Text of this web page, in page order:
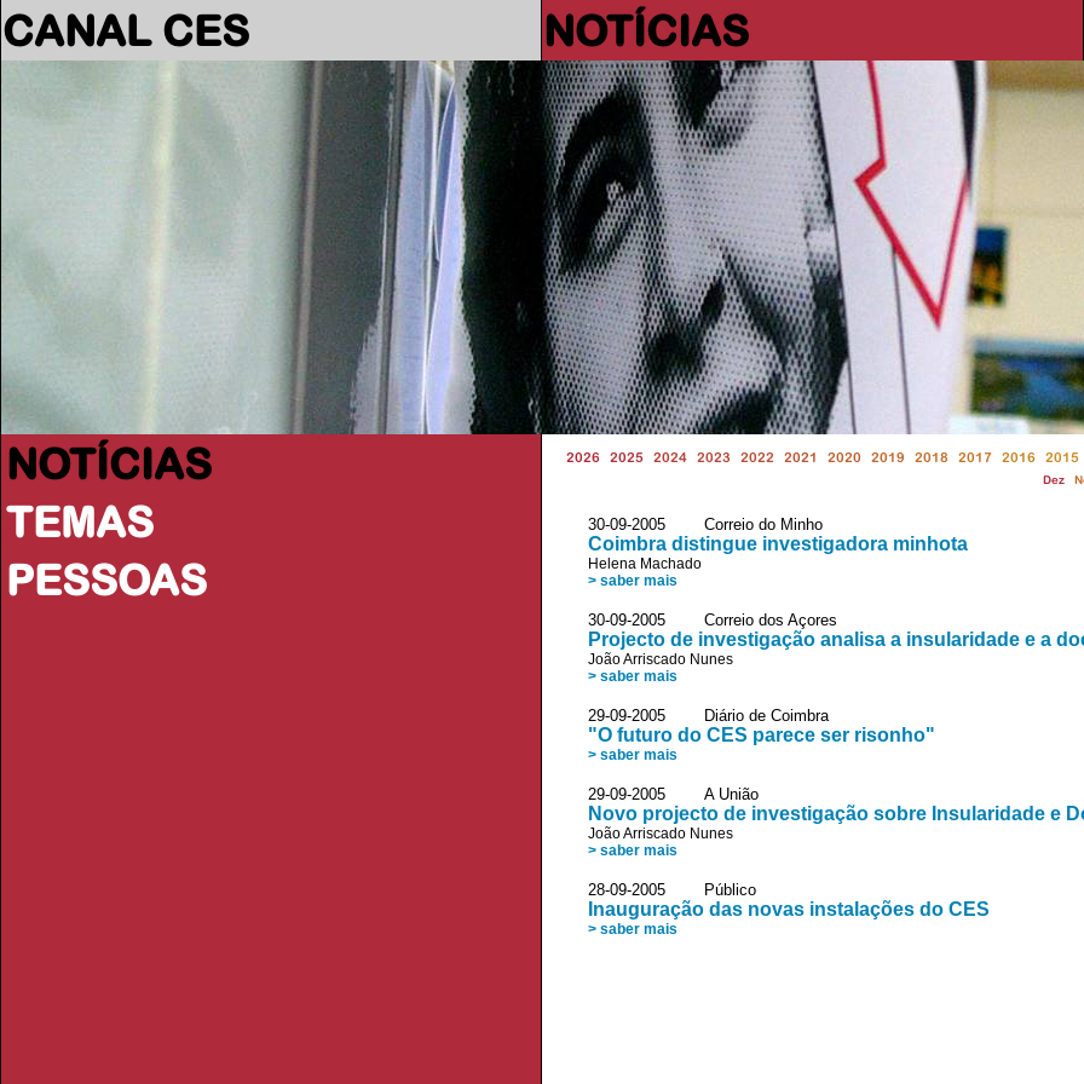
CANAL CES NOTÍCIAS
NOTÍCIAS
TEMAS
PESSOAS
2026 2025 2024 2023 2022 2021 2020 2019 2018 2017 2016 2015
Dez
30-09-2005 Correio do Minho
Coimbra distingue investigadora minhota
Helena Machado
> saber mais
30-09-2005 Correio dos Açores
Projecto de investigação analisa a insularidade e a
João Arriscado Nunes
> saber mais
29-09-2005 Diário de Coimbra
"O futuro do CES parece ser risonho"
> saber mais
29-09-2005 A União
Novo projecto de investigação sobre Insularidade e
João Arriscado Nunes
> saber mais
28-09-2005 Público
Inauguração das novas instalações do CES
> saber mais